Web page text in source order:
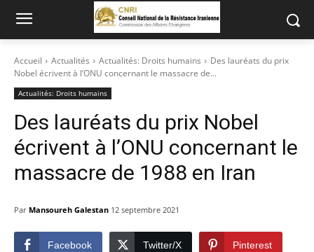
Accueil Actualités Actualités: Droits humains
Des lauréats du prix
Nobel écrivent à l’ONU concernant le massacre de...
Actualités: Droits humains
Des lauréats du prix Nobel
écrivent à l’ONU concernant le
massacre de 1988 en Iran
Par Mansoureh Galestan 12 septembre 2021
Facebook Twitter/X Pinterest